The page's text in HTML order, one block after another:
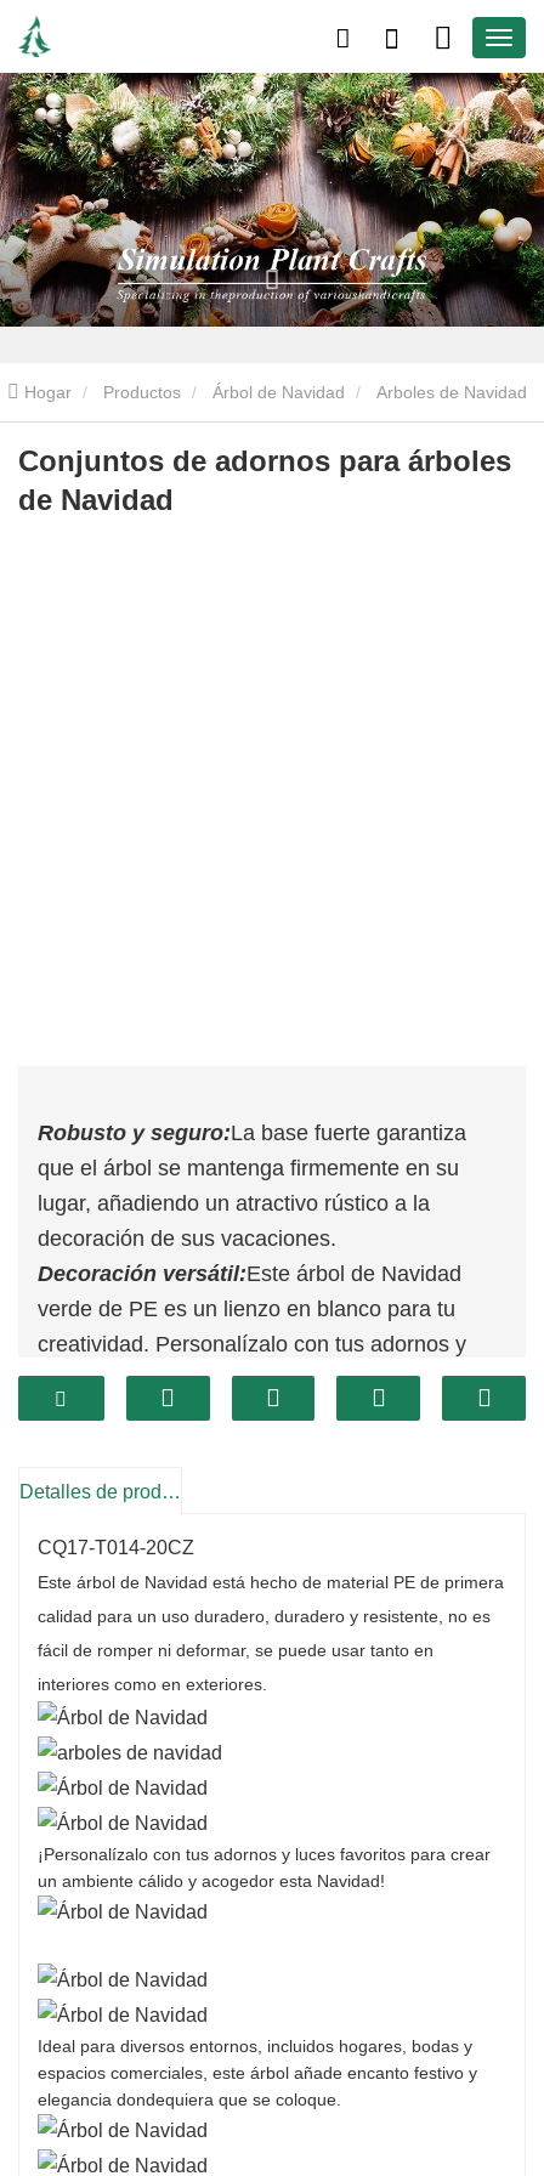
Hogar Productos Árbol de Navidad Arboles de Navidad
artificiales Conjuntos de adornos para árboles de Navidad
Conjuntos de adornos para árboles
de Navidad
Robusto y seguro:La base fuerte garantiza
que el árbol se mantenga firmemente en su
lugar, añadiendo un atractivo rústico a la
decoración de sus vacaciones.
Decoración versátil:Este árbol de Navidad
verde de PE es un lienzo en blanco para tu
creatividad. Personalízalo con tus adornos y
adornos favoritos para crear un centro de mesa
festivo especial.
calidad, estas maderas navideñas de mesa
y decoloración. Sus bases resistentes
garantizan el equilibrio y evitan que se
vuelquen.
Detalles de producto
CQ17-T014-20CZ
Este árbol de Navidad está hecho de material PE de primera
calidad para un uso duradero, duradero y resistente, no es
fácil de romper ni deformar, se puede usar tanto en
interiores como en exteriores.
¡Personalízalo con tus adornos y luces favoritos para crear
un ambiente cálido y acogedor esta Navidad!
Ideal para diversos entornos, incluidos hogares, bodas y
espacios comerciales, este árbol añade encanto festivo y
elegancia dondequiera que se coloque.